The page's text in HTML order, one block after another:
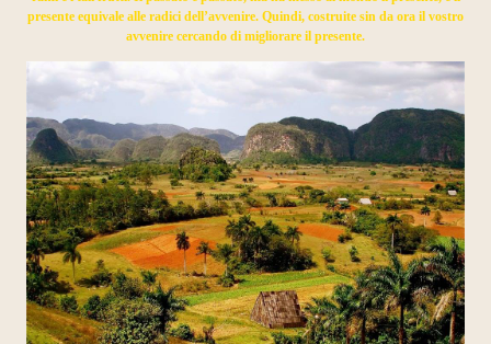
presente equivale alle radici dell’avvenire. Quindi, costruite sin da ora il vostro
avvenire cercando di migliorare il presente.